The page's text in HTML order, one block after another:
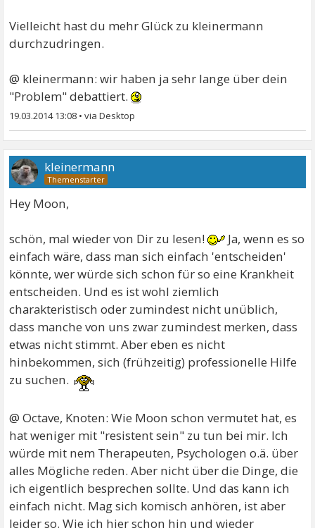
Vielleicht hast du mehr Glück zu kleinermann
durchzudringen.
@ kleinermann: wir haben ja sehr lange über dein
"Problem" debattiert.
19.03.2014 13:08 •
kleinermann
Hey Moon,
schön, mal wieder von Dir zu lesen!
Ja, wenn es so
einfach wäre, dass man sich einfach 'entscheiden'
könnte, wer würde sich schon für so eine Krankheit
entscheiden. Und es ist wohl ziemlich
charakteristisch oder zumindest nicht unüblich,
dass manche von uns zwar zumindest merken, dass
etwas nicht stimmt. Aber eben es nicht
hinbekommen, sich (frühzeitig) professionelle Hilfe
zu suchen.
@ Octave, Knoten: Wie Moon schon vermutet hat, es
hat weniger mit "resistent sein" zu tun bei mir. Ich
würde mit nem Therapeuten, Psychologen o.ä. über
alles Mögliche reden. Aber nicht über die Dinge, die
ich eigentlich besprechen sollte. Und das kann ich
einfach nicht. Mag sich komisch anhören, ist aber
leider so. Wie ich hier schon hin und wieder